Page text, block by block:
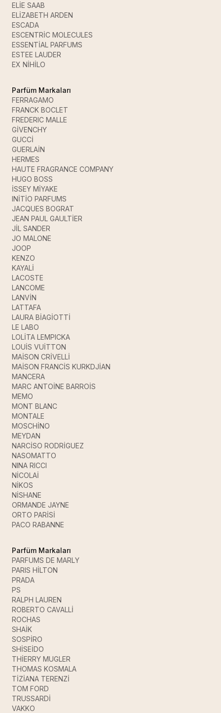
ELİE SAAB
ELİZABETH ARDEN
ESCADA
ESCENTRİC MOLECULES
ESSENTİAL PARFUMS
ESTEE LAUDER
EX NİHİLO
Parfüm Markaları
FERRAGAMO
FRANCK BOCLET
FREDERIC MALLE
GİVENCHY
GUCCİ
GUERLAİN
HERMES
HAUTE FRAGRANCE COMPANY
HUGO BOSS
İSSEY MİYAKE
INİTİO PARFUMS
JACQUES BOGRAT
JEAN PAUL GAULTİER
JİL SANDER
JO MALONE
JOOP
KENZO
KAYALİ
LACOSTE
LANCOME
LANVİN
LATTAFA
LAURA BİAGİOTTİ
LE LABO
LOLİTA LEMPICKA
LOUİS VUİTTON
MAİSON CRİVELLİ
MAİSON FRANCİS KURKDJİAN
MANCERA
MARC ANTOİNE BARROİS
MEMO
MONT BLANC
MONTALE
MOSCHİNO
MEYDAN
NARCİSO RODRİGUEZ
NASOMATTO
NINA RICCI
NİCOLAİ
NİKOS
NİSHANE
ORMANDE JAYNE
ORTO PARİSİ
PACO RABANNE
Parfüm Markaları
PARFUMS DE MARLY
PARIS HİLTON
PRADA
PS
RALPH LAUREN
ROBERTO CAVALLİ
ROCHAS
SHAİK
SOSPİRO
SHİSEİDO
THİERRY MUGLER
THOMAS KOSMALA
TİZİANA TERENZİ
TOM FORD
TRUSSARDİ
VAKKO